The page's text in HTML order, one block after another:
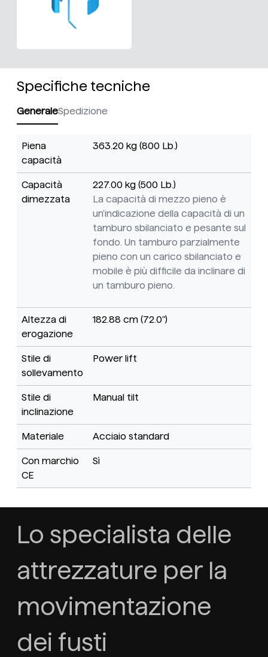
Specifiche tecniche
GeneraleSpedizione
Piena
capacità
363.20 kg (800 Lb.)
Capacità
dimezzata
227.00 kg (500 Lb.)
La capacità di mezzo pieno è
un'indicazione della capacità di un
tamburo sbilanciato e pesante sul
fondo. Un tamburo parzialmente
pieno con un carico sbilanciato e
mobile è più difficile da inclinare di
un tamburo pieno.
Altezza di
erogazione
182.88 cm (72.0")
Stile di
sollevamento
Power lift
Stile di
inclinazione
Manual tilt
Materiale Acciaio standard
Con marchio
CE
Sì
Lo specialista delle
attrezzature per la
movimentazione
dei fusti